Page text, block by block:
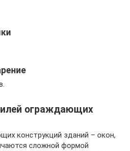
ограждающих
конструкций зданий – окон,
сложной формой